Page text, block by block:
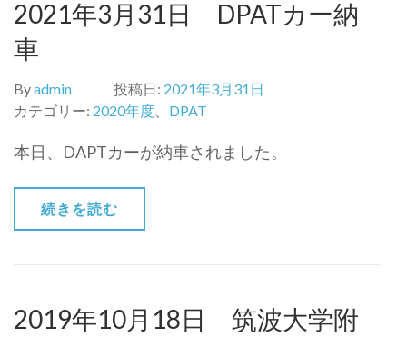
2021年3月31日 DPATカー納
車
Byadmin 投稿日: 2021年3月31日
カテゴリー: 2020年度 DPAT
本日、DAPTカーが納車されました。
続きを読む
2019年10月18日 筑波大学附